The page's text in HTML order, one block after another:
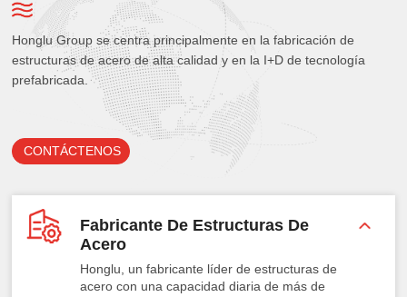
Honglu Group se centra principalmente en la fabricación de
estructuras de acero de alta calidad y en la I+D de tecnología
prefabricada.
CONTÁCTENOS
Fabricante De Estructuras De
Acero
Honglu, un fabricante líder de estructuras de
acero con una capacidad diaria de más de